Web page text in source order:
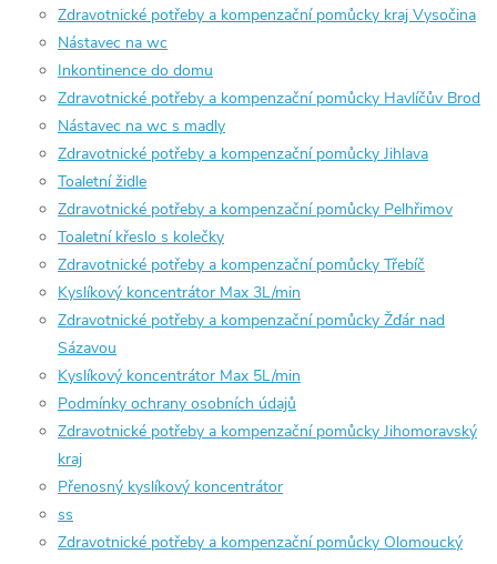
Zdravotnické potřeby a kompenzační pomůcky kraj Vysočina
Nástavec na wc
Inkontinence do domu
Zdravotnické potřeby a kompenzační pomůcky Havlíčův Brod
Nástavec na wc s madly
Zdravotnické potřeby a kompenzační pomůcky Jihlava
Toaletní židle
Zdravotnické potřeby a kompenzační pomůcky Pelhřimov
Toaletní křeslo s kolečky
Zdravotnické potřeby a kompenzační pomůcky Třebíč
Kyslíkový koncentrátor Max 3L/min
Zdravotnické potřeby a kompenzační pomůcky Žďár nad
Sázavou
Kyslíkový koncentrátor Max 5L/min
Podmínky ochrany osobních údajů
Zdravotnické potřeby a kompenzační pomůcky Jihomoravský
kraj
Přenosný kyslíkový koncentrátor
ss
Zdravotnické potřeby a kompenzační pomůcky Olomoucký